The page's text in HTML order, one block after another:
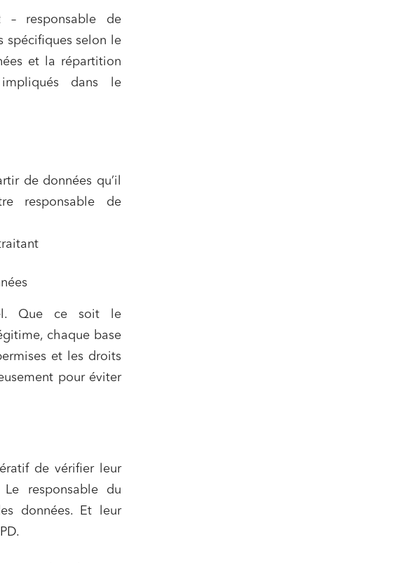
– responsable de
spécifiques selon le
et la répartition
dans le
de données qu’il
responsable de
Que ce soit le
chaque base
et les droits
pour éviter
de vérifier leur
responsable du
données. Et leur
acteurs de l’économie
et droit du travail